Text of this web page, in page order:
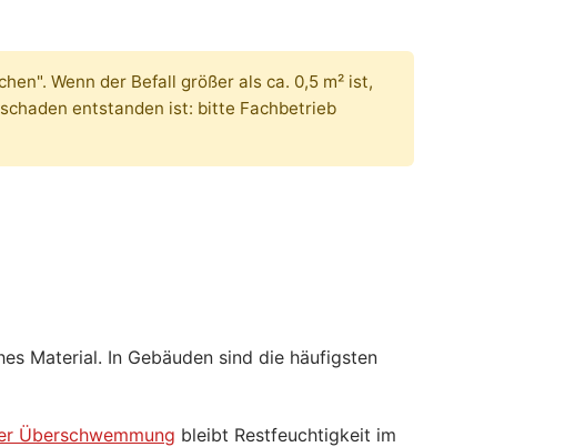
Wenn der Befall größer als ca. 0,5 m² ist,
entstanden ist: bitte Fachbetrieb
Material. In Gebäuden sind die häufigsten
Überschwemmung bleibt Restfeuchtigkeit im